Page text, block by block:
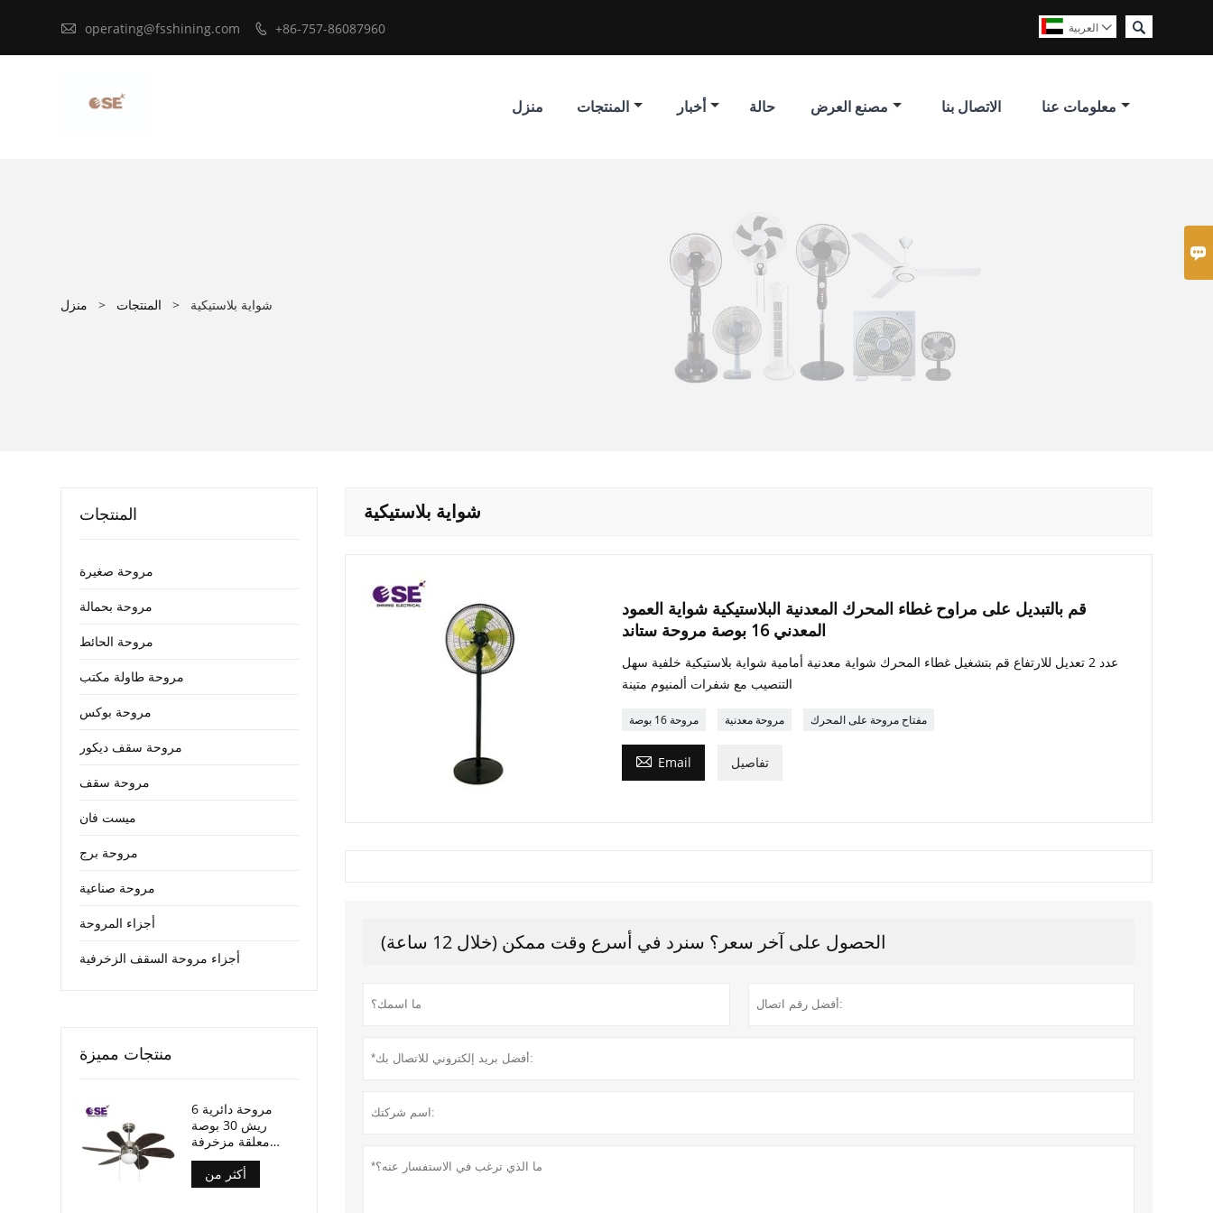

 operating@fsshining.com  +86-757-86087960  العربية 
منزل المنتجات أخبار حالة مصنع العرض الاتصال بنا معلومات عنا
منزل > المنتجات > شواية بلاستيكية
شواية بلاستيكية
قم بالتبديل على مراوح غطاء المحرك المعدنية البلاستيكية شواية العمود
المعدني 16 بوصة مروحة ستاند
عدد 2 تعديل للارتفاع قم بتشغيل غطاء المحرك شواية معدنية أمامية شواية بلاستيكية خلفية سهل
التنصيب مع شفرات ألمنيوم متينة
مروحة 16 بوصة مروحة معدنية مفتاح مروحة على المحرك
 Email تفاصيل
الحصول على آخر سعر؟ سنرد في أسرع وقت ممكن (خلال 12 ساعة)
المنتجات
مروحة صغيرة
مروحة بحمالة
مروحة الحائط
مروحة طاولة مكتب
مروحة بوكس
مروحة سقف ديكور
مروحة سقف
ميست فان
مروحة برج
مروحة صناعية
أجزاء المروحة
أجزاء مروحة السقف الزخرفية
منتجات مميزة
مروحة دائرية 6
ريش 30 بوصة
معلقة مزخرفة
بالضوء
أكثر من